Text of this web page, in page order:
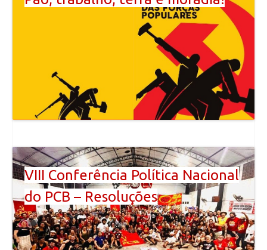
VIII Conferência Política Nacional
do PCB – Resoluções